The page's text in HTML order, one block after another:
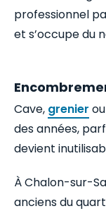
professionnel
et s’occupe du
Cave, grenier ou
des années,
devient
À Chalon-sur-
anciens du